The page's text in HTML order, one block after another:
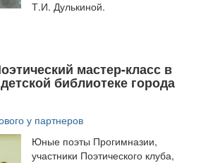
Т.И. Дулькиной.
мастер-класс в
библиотеке города
у партнеров
Юные поэты Прогимназии,
участники Поэтического клуба,